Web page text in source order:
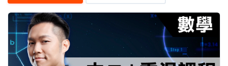
主
題
我
的
課